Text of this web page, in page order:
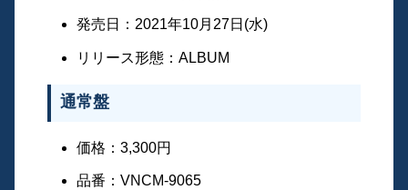
発売日：2021年10月27日(水)
リリース形態：ALBUM
通常盤
価格：3,300円
品番：VNCM-9065